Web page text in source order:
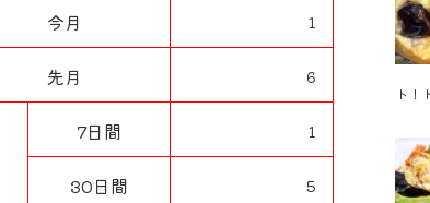
今月 1
先月 6
7日間 1
30日間 5
ト！